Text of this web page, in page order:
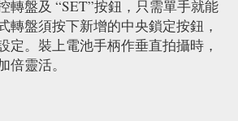
轉盤及 “SET”按鈕，只需單手就能
轉盤須按下新增的中央鎖定按鈕，
定。裝上電池手柄作垂直拍攝時，
倍靈活。